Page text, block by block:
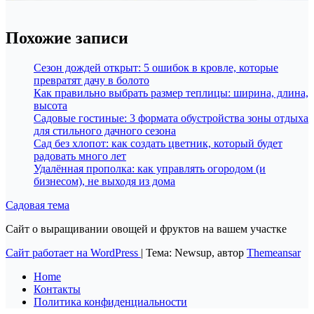
Похожие записи
Сезон дождей открыт: 5 ошибок в кровле, которые
превратят дачу в болото
Как правильно выбрать размер теплицы: ширина, длина,
высота
Садовые гостиные: 3 формата обустройства зоны отдыха
для стильного дачного сезона
Сад без хлопот: как создать цветник, который будет
радовать много лет
Удалённая прополка: как управлять огородом (и
бизнесом), не выходя из дома
Садовая тема
Сайт о выращивании овощей и фруктов на вашем участке
Сайт работает на WordPress | Тема: Newsup, автор Themeansar
Home
Контакты
Политика конфиденциальности